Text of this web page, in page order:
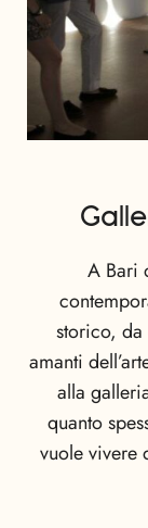
A Bari
storico,
amanti
alla
quanto
vuole vivere